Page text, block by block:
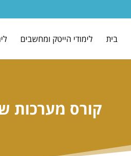
בית לימודי הייטק ומחשבים
קורס מערכות